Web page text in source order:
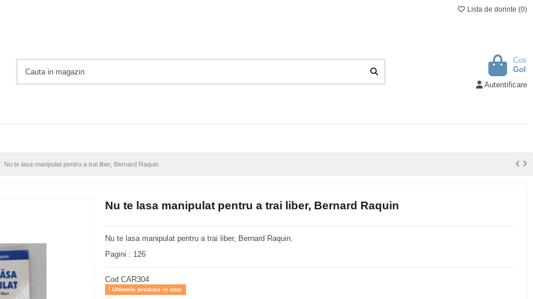
Lista de dorinte (0)
Cos
Gol
Autentificare
Nu te lasa manipulat pentru a trai liber, Bernard Raquin
Nu te lasa manipulat pentru a trai liber, Bernard Raquin
Nu te lasa manipulat pentru a trai liber, Bernard Raquin.
Pagini : 126
Cod CAR304
Ultimele produse in stoc